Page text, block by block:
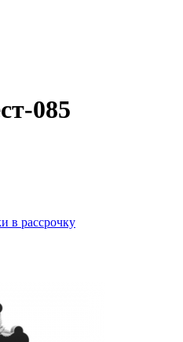
085
в рассрочку